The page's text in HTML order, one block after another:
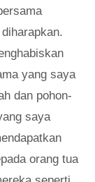
yang saya
dan pohon-
saya
orang tua